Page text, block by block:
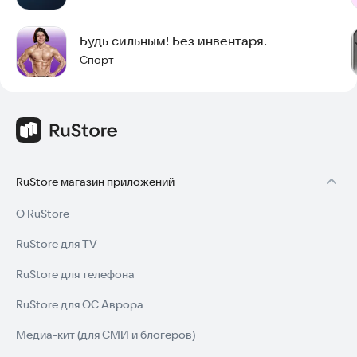
Будь сильным! Без инвентаря.
Спорт
RuStore магазин приложений
О RuStore
RuStore для TV
RuStore для телефона
RuStore для ОС Аврора
Медиа-кит (для СМИ и блогеров)